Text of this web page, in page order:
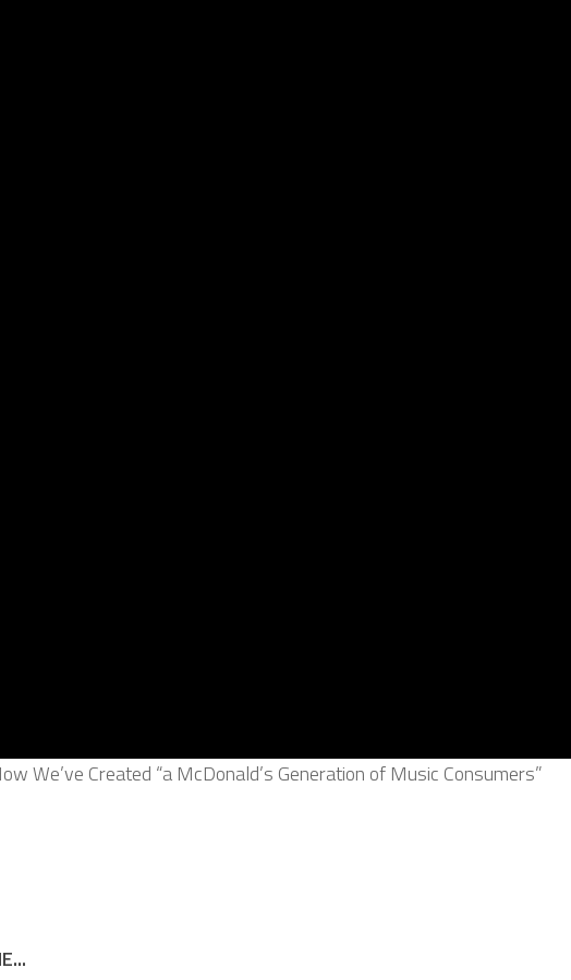
We’ve Created “a McDonald’s Generation of Music Consumers”